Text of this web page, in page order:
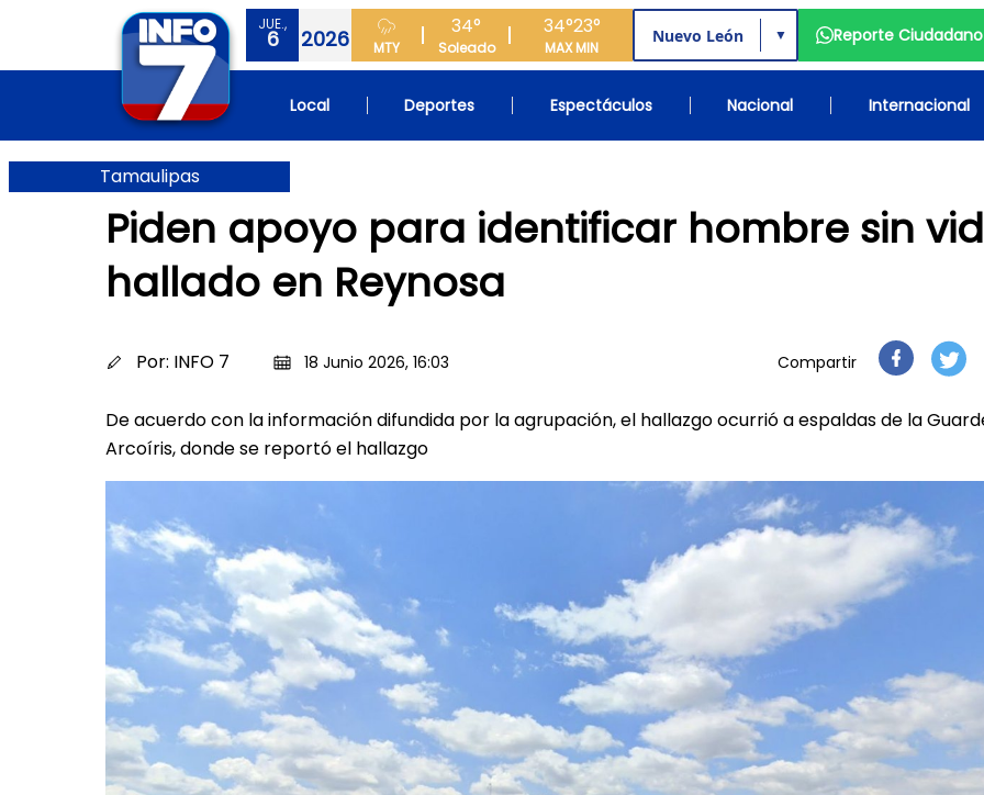
JUE.,
6 2026 MTY
34°
Soleado
34°
MAX
23°
MIN
▼ Reporte Ciudadano
Local Deportes Espectáculos Nacional Internacional
Tamaulipas
Piden apoyo para identificar hombre sin
hallado en Reynosa
Por: INFO 7 18 Junio 2026, 16:03 Compartir
De acuerdo con la información difundida por la agrupación, el hallazgo ocurrió a espaldas de la
Arcoíris, donde se reportó el hallazgo